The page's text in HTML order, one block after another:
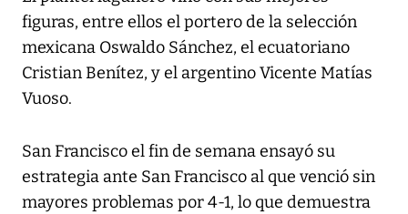
figuras, entre ellos el portero de la selección
mexicana Oswaldo Sánchez, el ecuatoriano
Cristian Benítez, y el argentino Vicente Matías
Vuoso.
San Francisco el fin de semana ensayó su
estrategia ante San Francisco al que venció sin
mayores problemas por 4-1, lo que demuestra